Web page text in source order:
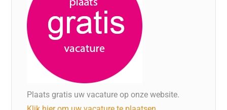
Plaats gratis uw vacature op onze website.